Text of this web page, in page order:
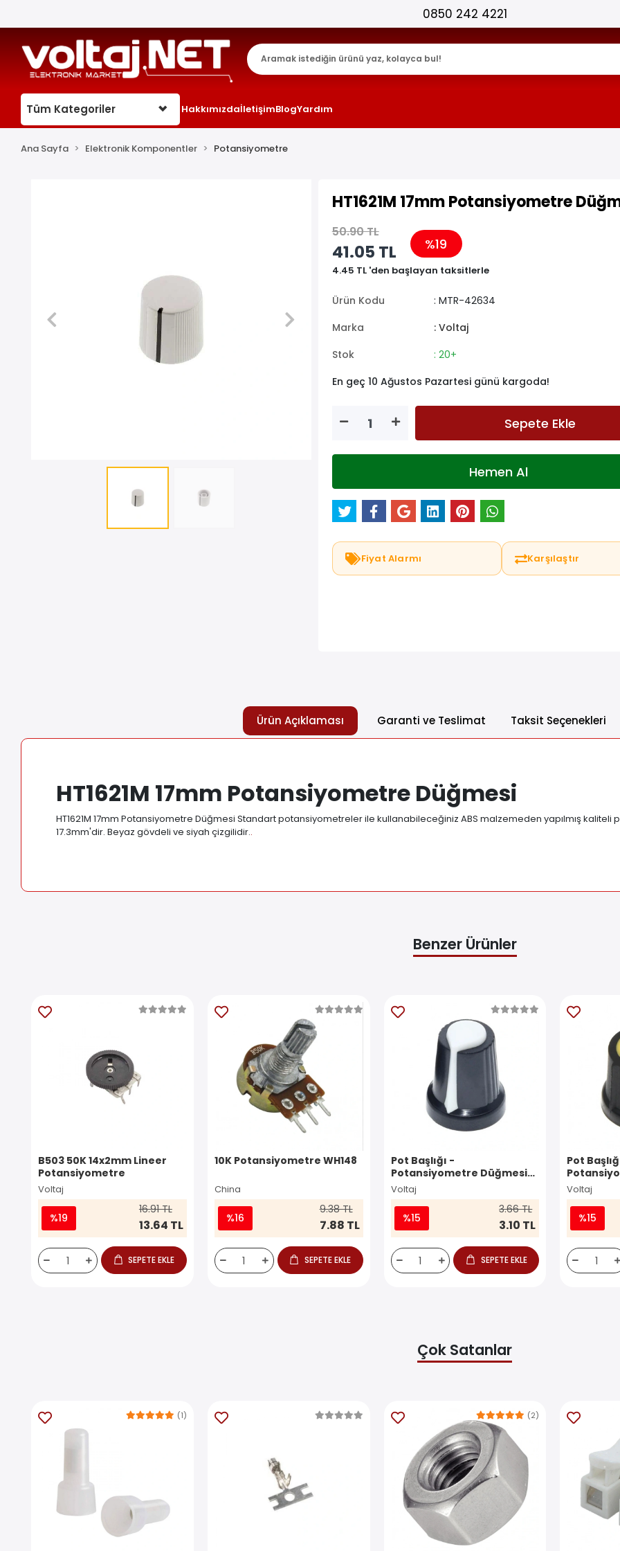
25.000+ AKTİF ÜRÜN !
Tüm Kategoriler HakkımızdaİletişimBlogYardım
Ana Sayfa Elektronik Komponentler Potansiyometre
HT1621M 17mm Potansiyometre
50.90 TL
41.05 TL %19
4.45 TL 'den başlayan taksitlerle
Ürün Kodu
: MTR-42634
Marka
: Voltaj
Stok
: 20+
En geç 10 Ağustos Pazartesi günü kargoda!
Sepete Ekle
Hemen Al
Fiyat Alarmı Karşılaştır
Ürün Açıklaması Garanti ve Teslimat Taksit Seçenekleri
HT1621M 17mm Potansiyometre Düğmesi
HT1621M 17mm Potansiyometre Düğmesi Standart potansiyometreler ile kullanabileceğiniz ABS malzemeden yapılmış kaliteli
17.3mm'dir. Beyaz gövdeli ve siyah çizgilidir..
Benzer Ürünler
B503 50K 14x2mm Lineer
Potansiyometre
Voltaj
%19
16.91 TL
13.64 TL
SEPETE EKLE
10K Potansiyometre WH148
China
%16
9.38 TL
7.88 TL
SEPETE EKLE
Pot Başlığı -
Potansiyometre Düğmesi
Çizgili Beyaz
Voltaj
%15
3.66 TL
3.10 TL
SEPETE EKLE
Pot
(Sarı)
Voltaj
%15
Çok Satanlar
(1) (2)